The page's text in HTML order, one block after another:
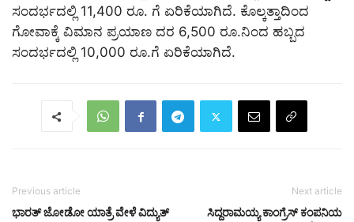
ಸಂದರ್ಭದಲ್ಲಿ 11,400 ರೂ. ಗೆ ಏರಿಕೆಯಾಗಿದೆ. ಕೊಲ್ಕತ್ತಾದಿಂದ
ಗೋವಾಕ್ಕೆ ವಿಮಾನ ಪ್ರಯಾಣ ದರ 6,500 ರೂ.ನಿಂದ ಹಬ್ಬದ
ಸಂದರ್ಭದಲ್ಲಿ 10,000 ರೂ.ಗೆ ಏರಿಕೆಯಾಗಿದೆ.
Previous article
ಭಾರತ್ ಜೋಡೋ ಯಾತ್ರೆ ವೇಳೆ ವಿದ್ಯುತ್
Next article
ಸಿದ್ದರಾಮಯ್ಯ ಕಾಂಗ್ರೆಸ್ ಕಂಪನಿಯ